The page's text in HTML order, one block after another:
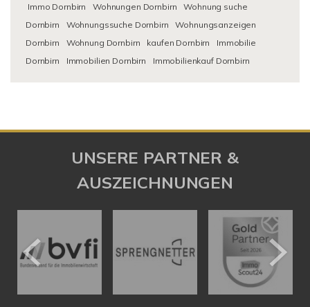
Immo Dornbirn
Wohnungen Dornbirn
Wohnung suche
Dornbirn
Wohnungssuche Dornbirn
Wohnungsanzeigen
Dornbirn
Wohnung Dornbirn kaufen Dornbirn
Immobilie
Dornbirn
Immobilien Dornbirn Immobilienkauf Dornbirn
UNSERE PARTNER &
AUSZEICHNUNGEN